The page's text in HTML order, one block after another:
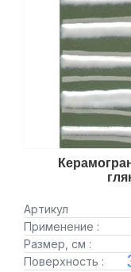
Артикул
Применение :
Размер, см :
Поверхность :